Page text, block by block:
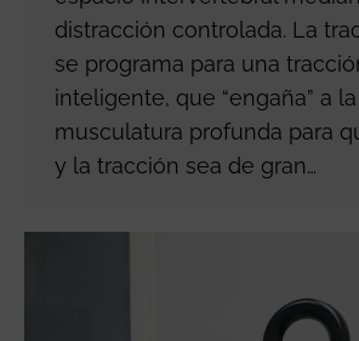
distracción controlada. La
se programa para una
inteligente, que “engaña” a la
musculatura profunda para
y la tracción sea de gran…